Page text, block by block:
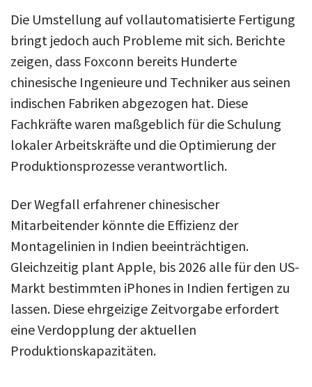
Die Umstellung auf vollautomatisierte Fertigung
bringt jedoch auch Probleme mit sich. Berichte
zeigen, dass Foxconn bereits Hunderte
chinesische Ingenieure und Techniker aus seinen
indischen Fabriken abgezogen hat. Diese
Fachkräfte waren maßgeblich für die Schulung
lokaler Arbeitskräfte und die Optimierung der
Produktionsprozesse verantwortlich.
Der Wegfall erfahrener chinesischer
Mitarbeitender könnte die Effizienz der
Montagelinien in Indien beeinträchtigen.
Gleichzeitig plant Apple, bis 2026 alle für den US-
Markt bestimmten iPhones in Indien fertigen zu
lassen. Diese ehrgeizige Zeitvorgabe erfordert
eine Verdopplung der aktuellen
Produktionskapazitäten.